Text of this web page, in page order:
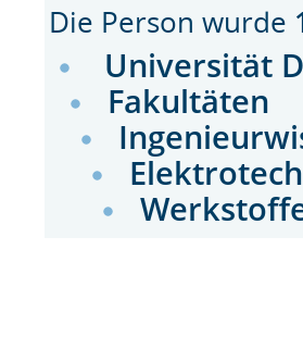
Die Person wurde
Universität
Fakultäten